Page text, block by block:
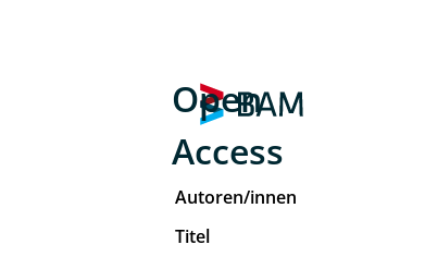
Open
Access
Autoren/innen
Titel